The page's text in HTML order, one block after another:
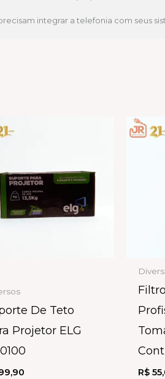
integrar a telefonia com seus
De Teto
Projetor ELG
R$